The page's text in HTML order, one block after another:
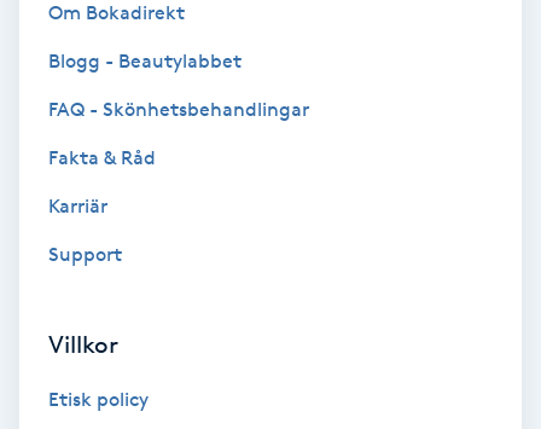
HIFU
Hollywood Peel
Om Bokadirekt
Blogg - Beautylabbet
FAQ - Skönhetsbehandlingar
Fakta & Råd
Karriär
Support
Villkor
Etisk policy